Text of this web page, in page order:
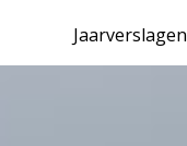
Jaarverslagen